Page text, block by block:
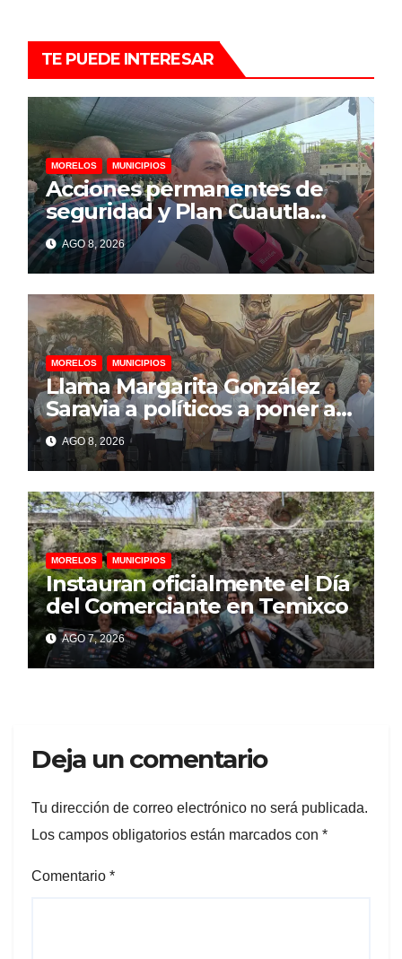
TE PUEDE INTERESAR
MORELOS MUNICIPIOS
Acciones permanentes de
seguridad y Plan Cuautla
dejan 58 detenidos y más de
150 extorsiones resueltas
AGO 8, 2026
MORELOS MUNICIPIOS
Llama Margarita González
Saravia a políticos a poner al
pueblo por encima de
intereses personales
AGO 8, 2026
MORELOS MUNICIPIOS
Instauran oficialmente el Día
del Comerciante en Temixco
AGO 7, 2026
Deja un comentario
Tu dirección de correo electrónico no será publicada.
Los campos obligatorios están marcados con *
Comentario *